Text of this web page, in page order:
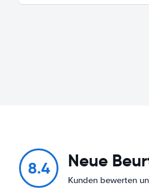
8.4 Neue
Kunden bewerten